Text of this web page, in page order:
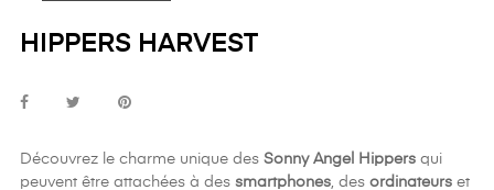
HIPPERS HARVEST
Découvrez le charme unique des Sonny Angel Hippers qui
peuvent être attachées à des smartphones , des ordinateurs et